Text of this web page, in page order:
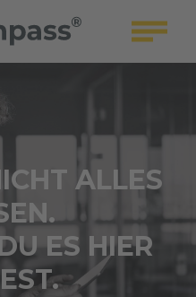
ALLES
ES HIER